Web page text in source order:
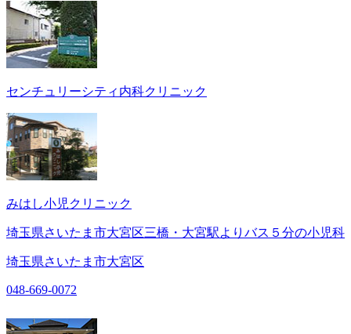
センチュリーシティ内科クリニック
みはし小児クリニック
埼玉県さいたま市大宮区三橋・大宮駅よりバス５分の小児科
埼玉県さいたま市大宮区
048-669-0072